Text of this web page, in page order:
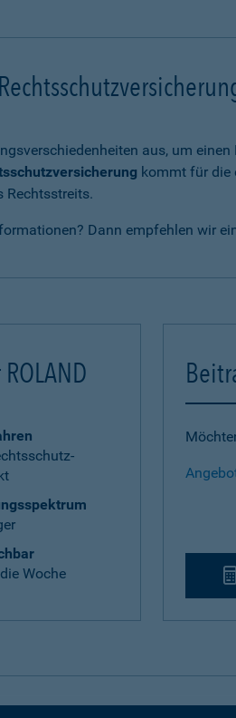
aus, um
kommt für die
Rechtsstreits.
Dann empfehlen wir
Woche